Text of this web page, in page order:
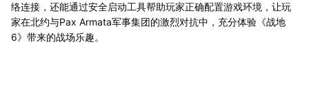
络连接，还能通过安全启动工具帮助玩家正确配置游戏环境，让玩
家在北约与Pax Armata军事集团的激烈对抗中，充分体验《战地
6》带来的战场乐趣。